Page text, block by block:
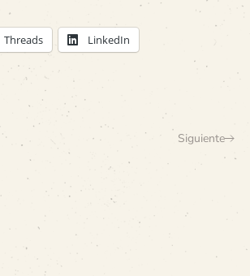
Threads LinkedIn
Siguiente